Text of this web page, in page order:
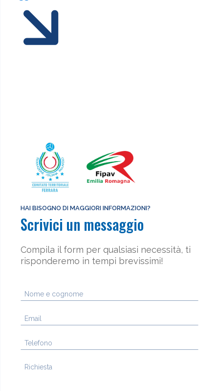
HAI BISOGNO DI MAGGIORI INFORMAZIONI?
Scrivici un messaggio
Compila il form per qualsiasi necessità, ti
risponderemo in tempi brevissimi!